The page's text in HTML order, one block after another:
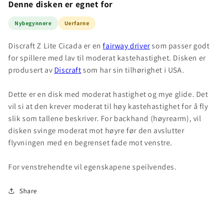
Denne disken er egnet for
Nybegynnere Uerfarne
Discraft Z Lite Cicada er enfairway driversom passer godt
for spillere med lav til moderat kastehastighet. Disken er
produsert av Discraftsom har sin tilhørighet i USA.
Dette er en disk med moderat hastighet og mye glide. Det
vil si at den krever moderat til høy kastehastighet for å fly
slik som tallene beskriver. For backhand (høyrearm), vil
disken svinge moderat mot høyre før den avslutter
flyvningen med en begrenset fade mot venstre.
For venstrehendte vil egenskapene speilvendes.
Share